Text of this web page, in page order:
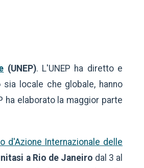
(UNEP). L'UNEP ha diretto e
sia locale che globale, hanno
elaborato la maggior parte
d'Azione Internazionale delle
a Rio de Janeiro dal 3 al